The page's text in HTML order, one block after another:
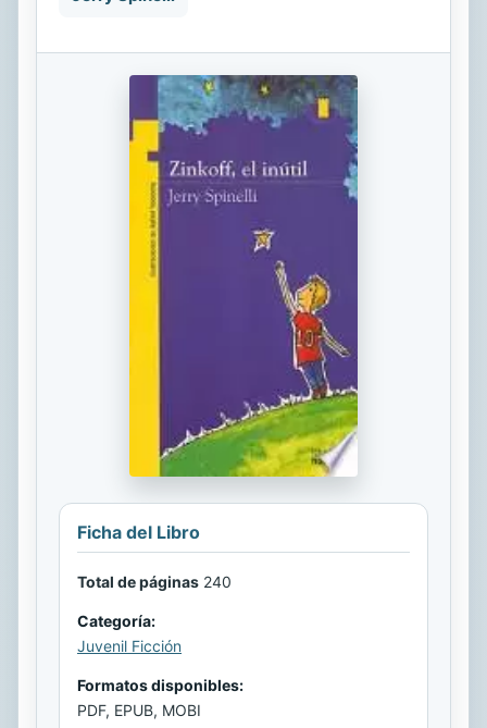
Ficha del Libro
Total de páginas 240
Categoría:
Juvenil Ficción
Formatos disponibles:
PDF, EPUB, MOBI